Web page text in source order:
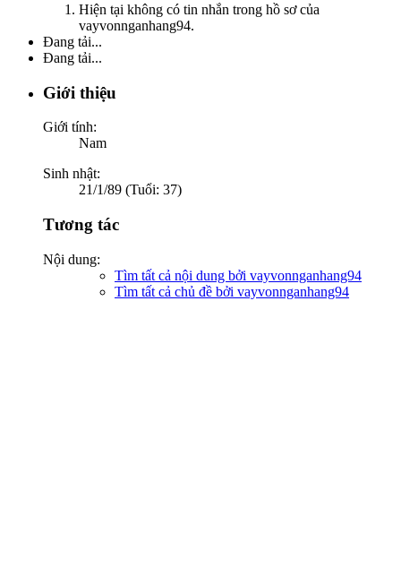
Hiện tại không có tin nhắn trong hồ sơ của
vayvonnganhang94.
Đang tải...
Đang tải...
Giới thiệu
Giới tính:
Nam
Sinh nhật:
21/1/89 (Tuổi: 37)
Tương tác
Nội dung:
Tìm tất cả nội dung bởi vayvonnganhang94
Tìm tất cả chủ đề bởi vayvonnganhang94